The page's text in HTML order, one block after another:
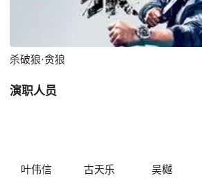
杀破狼·贪狼
演职人员
叶伟信 古天乐 吴樾